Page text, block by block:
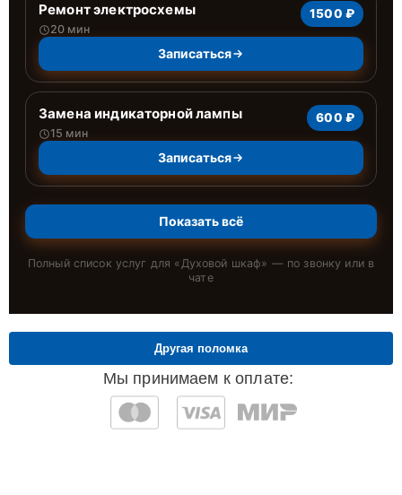
Ремонт электросхемы
20 мин
1500 ₽
Записаться
Замена индикаторной лампы
15 мин
600 ₽
Записаться
Показать всё
Полный список услуг для «Духовой шкаф» — по звонку или в
чате
Мы принимаем к оплате:
Другая поломка